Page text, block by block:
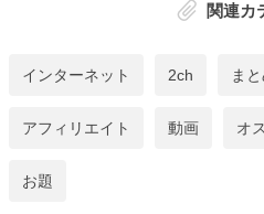
関連カ
インターネット 2ch ま
アフィリエイト 動画 オ
お題